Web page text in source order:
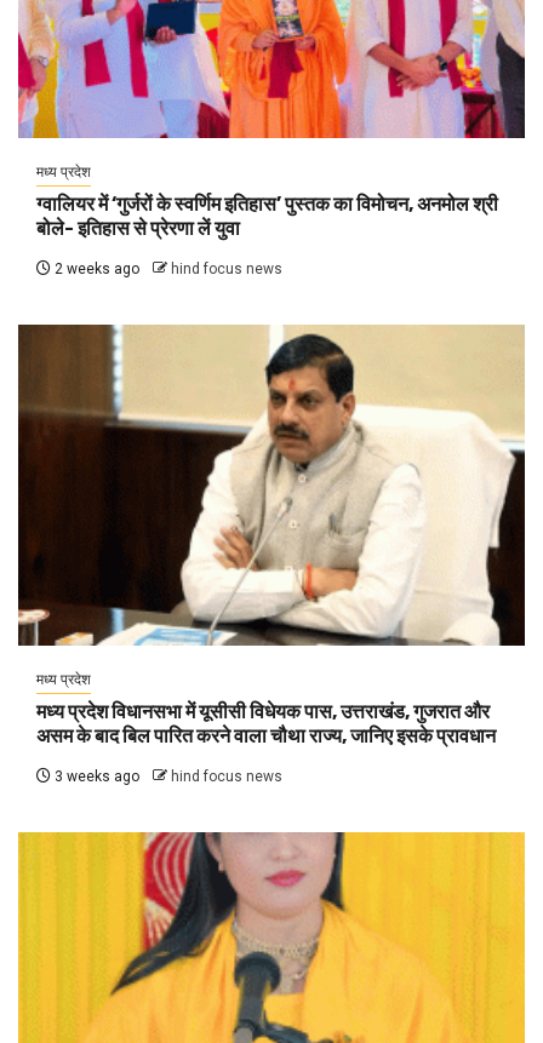
मध्य प्रदेश
ग्वालियर में ‘गुर्जरों के स्वर्णिम इतिहास’ पुस्तक का विमोचन, अनमोल श्री
बोले- इतिहास से प्रेरणा लें युवा
2 weeks ago hind focus news
मध्य प्रदेश
मध्य प्रदेश विधानसभा में यूसीसी विधेयक पास, उत्तराखंड, गुजरात और
असम के बाद बिल पारित करने वाला चौथा राज्य, जानिए इसके प्रावधान
3 weeks ago hind focus news